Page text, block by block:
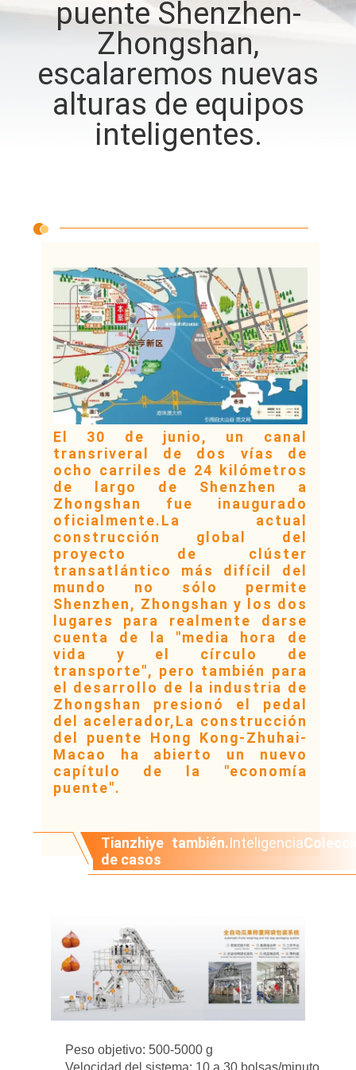
CONTROL
CALIDAD
CONTÁCTENOS
SOLICITAR UN
PRESUPUESTO
MAPA
SITIO
POLÍTICA
PRIVACIDAD
puente Shenzhen-
Zhongshan,
escalaremos nuevas
alturas de equipos
inteligentes.
El 30 de junio, un canal
transriveral de dos vías de
ocho carriles de 24 kilómetros
de largo de Shenzhen a
Zhongshan fue inaugurado
oficialmente.La actual
construcción global del
proyecto de clúster
transatlántico más difícil del
mundo no sólo permite
Shenzhen, Zhongshan y los dos
lugares para realmente darse
cuenta de la "media hora de
vida y el círculo de
transporte", pero también para
el desarrollo de la industria de
Zhongshan presionó el pedal
del acelerador,La construcción
del puente Hong Kong-Zhuhai-
Macao ha abierto un nuevo
capítulo de la "economía
puente".
Tianzhiye también.Inteligencia
de casos
Peso objetivo: 500-5000 g
Velocidad del sistema: 10 a 30 bolsas/minuto